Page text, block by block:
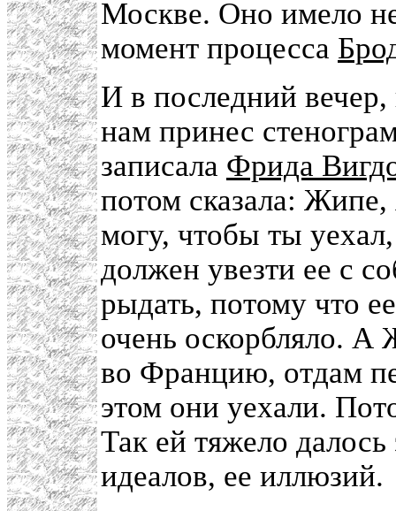
Москве. Оно имело
момент процесса
И в последний вечер,
нам принес
записала Фрида
потом сказала: Жипе,
могу, чтобы ты
должен увезти ее с
рыдать, потому что
очень оскорбляло. А
во Францию, отдам
этом они уехали.
Так ей тяжело далось
идеалов, ее иллюзий.